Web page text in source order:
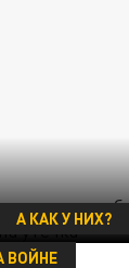
А КАК У НИХ?
ВОЙНЕ